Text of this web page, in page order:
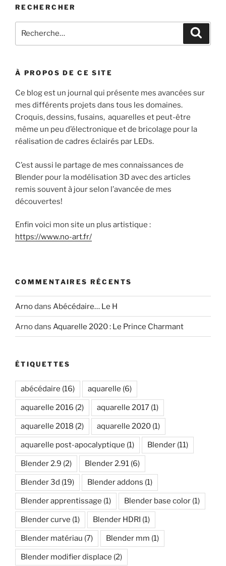
–
répétitions/déformations »
RECHERCHER
pour
À PROPOS DE CE SITE
Ce blog est un journal qui présente mes avancées sur
mes différents projets dans tous les domaines.
Croquis, dessins, fusains, aquarelles et peut-être
même un peu d’électronique et de bricolage pour la
réalisation de cadres éclairés par LEDs.
C’est aussi le partage de mes connaissances de
Blender pour la modélisation 3D avec des articles
remis souvent à jour selon l’avancée de mes
découvertes!
Enfin voici mon site un plus artistique :
https://www.no-art.fr/
COMMENTAIRES RÉCENTS
Arnodans Abécédaire… Le H
Arnodans Aquarelle 2020 : Le Prince Charmant
ÉTIQUETTES
abécédaire (16) aquarelle (6)
aquarelle 2016 (2) aquarelle 2017 (1)
aquarelle 2018 (2) aquarelle 2020 (1)
aquarelle post-apocalyptique (1) Blender (11)
Blender 2.9 (2) Blender 2.91 (6)
Blender 3d (19) Blender addons (1)
Blender apprentissage (1) Blender base color (1)
Blender curve (1) Blender HDRI (1)
Blender matériau (7) Blender mm (1)
Blender modifier displace (2)